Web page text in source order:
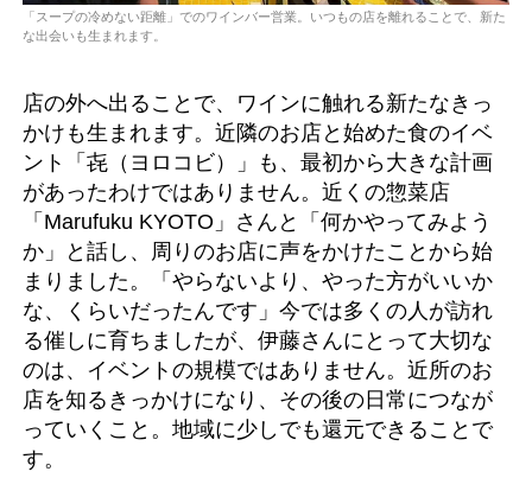
「スープの冷めない距離」でのワインバー営業。いつもの店を離れることで、新た
な出会いも生まれます。
店の外へ出ることで、ワインに触れる新たなきっ
かけも生まれます。近隣のお店と始めた食のイベ
ント「㐂（ヨロコビ）」も、最初から大きな計画
があったわけではありません。近くの惣菜店
「Marufuku KYOTO」さんと「何かやってみよう
か」と話し、周りのお店に声をかけたことから始
まりました。「やらないより、やった方がいいか
な、くらいだったんです」今では多くの人が訪れ
る催しに育ちましたが、伊藤さんにとって大切な
のは、イベントの規模ではありません。近所のお
店を知るきっかけになり、その後の日常につなが
っていくこと。地域に少しでも還元できることで
す。